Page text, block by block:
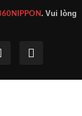
.Vui lòng